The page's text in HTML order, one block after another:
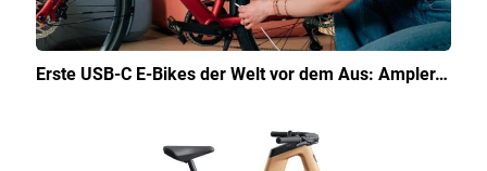
Erste USB-C E-Bikes der Welt vor dem Aus: Ampler…